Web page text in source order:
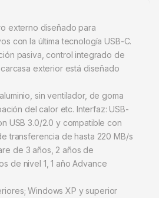
externo diseñado para
con la última tecnología USB-C.
pasiva, control integrado de
exterior está diseñado
sin ventilador, de goma
del calor etc. Interfaz: USB-
USB 3.0/2.0 y compatible con
transferencia de hasta 220 MB/s
de 3 años, 2 años de
de nivel 1, 1 año Advance
Windows XP y superior